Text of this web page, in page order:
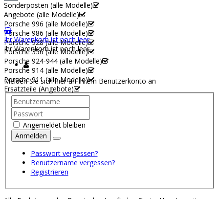
Sonderposten (alle Modelle)
Angebote (alle Modelle)
Porsche 996 (alle Modelle)
Porsche 986 (alle Modelle)
Porsche 928 (alle Modelle)
Porsche 356 (alle Modelle)
Porsche 924-944 (alle Modelle)
Porsche 914 (alle Modelle)
Porsche 911 (alle Modelle)
Ersatzteile (Angebote)
Ihr Warenkorb ist noch leer.
Ihr Warenkorb ist noch leer.
Melden Sie sich hier an Ihrem Benutzerkonto an
Angemeldet bleiben
Anmelden
Passwort vergessen?
Benutzername vergessen?
Registrieren